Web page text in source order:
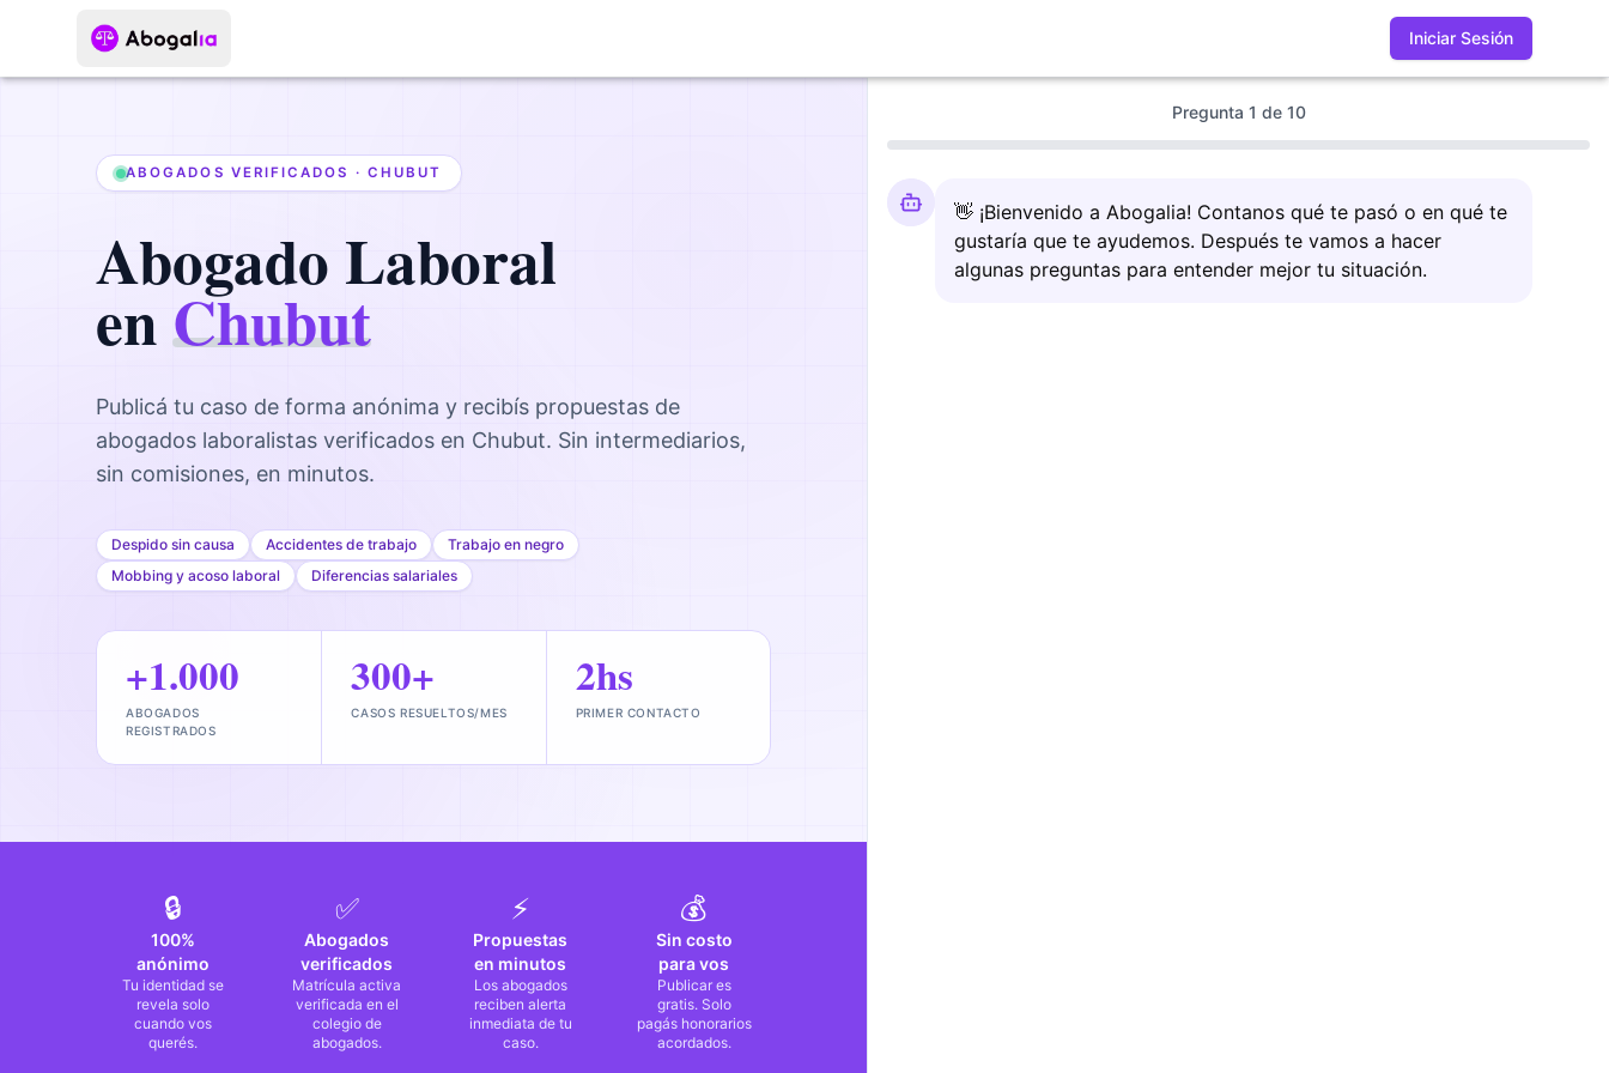
Iniciar Sesión
ABOGADOS VERIFICADOS · CHUBUT
Abogado Laboral
enChubut
Publicá tu caso de forma anónima y recibís propuestas de
abogados laboralistas verificados en Chubut. Sin intermediarios,
sin comisiones, en minutos.
Despido sin causa Accidentes de trabajo
Trabajo en negro
Mobbing y acoso laboral
Diferencias salariales
+1.000
ABOGADOS
REGISTRADOS
300+
CASOS RESUELTOS/MES
2hs
PRIMER CONTACTO
🔒
100%
anónimo
Tu identidad se
revela solo
cuando vos
querés.
✅
Abogados
verificados
Matrícula activa
verificada en el
colegio de
abogados.
⚡
Propuestas
en minutos
Los abogados
reciben alerta
inmediata de tu
caso.
💰
Sin costo
para vos
Publicar es
gratis. Solo
pagás honorarios
acordados.
Pregunta 1 de 10
👋 ¡Bienvenido a Abogalia! Contanos qué te pasó o en qué te
gustaría que te ayudemos. Después te vamos a hacer
algunas preguntas para entender mejor tu situación.